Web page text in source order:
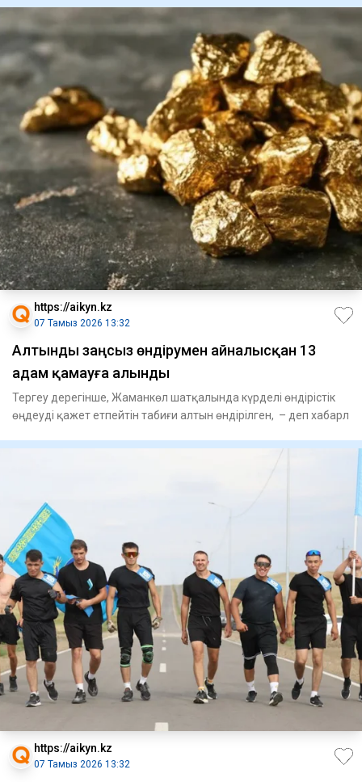
https://aikyn.kz
07 Тамыз 2026 13:32
Алтынды заңсыз өндірумен айналысқан 13
адам қамауға алынды
Тергеу дерегінше, Жаманкөл шатқалында күрделі өндірістік
өңдеуді қажет етпейтін табиғи алтын өндірілген, – деп хабарл
https://aikyn.kz
07 Тамыз 2026 13:32